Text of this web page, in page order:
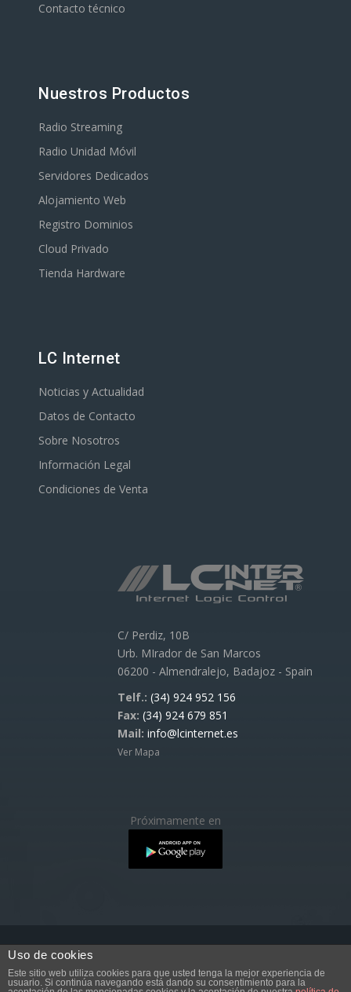
Contacto técnico
Nuestros Productos
Radio Streaming
Radio Unidad Móvil
Servidores Dedicados
Alojamiento Web
Registro Dominios
Cloud Privado
Tienda Hardware
LC Internet
Noticias y Actualidad
Datos de Contacto
Sobre Nosotros
Información Legal
Condiciones de Venta
C/ Perdiz, 10B
Urb. MIrador de San Marcos
06200 - Almendralejo, Badajoz - Spain
Telf.: (34) 924 952 156
Fax: (34) 924 679 851
Mail: info@lcinternet.es
Ver Mapa
Próximamente en
Totalmente prohibida la reproducción total o parcial de
Uso de cookies
Este sitio web utiliza cookies para que usted tenga la mejor experiencia de
usuario. Si continúa navegando está dando su consentimiento para la